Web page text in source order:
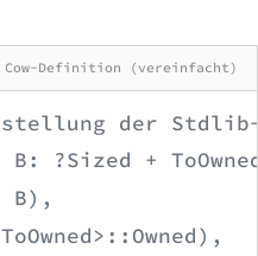
Cow-Definition (vereinfacht)
der
B: ?Sized +
B),